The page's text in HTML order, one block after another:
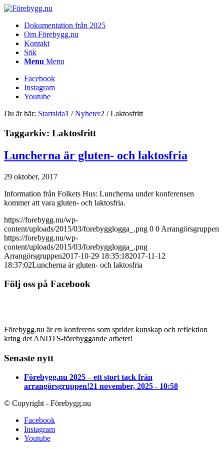
Dokumentation från 2025
Om Förebygg.nu
Kontakt
Sök
Menu Menu
Facebook
Instagram
Youtube
Du är här: Startsida1 / Nyheter2 / Laktosfritt
Taggarkiv: Laktosfritt
Luncherna är gluten- och laktosfria
29 oktober, 2017
Information från Folkets Hus: Luncherna under konferensen
kommer att vara gluten- och laktosfria.
https://forebygg.nu/wp-
content/uploads/2015/03/forebygglogga_.png 0 0 Arrangörsgruppen
https://forebygg.nu/wp-
content/uploads/2015/03/forebygglogga_.png
Arrangörsgruppen2017-10-29 18:35:182017-11-12
18:37:02Luncherna är gluten- och laktosfria
Följ oss på Facebook
Förebygg.nu är en konferens som sprider kunskap och reflektion
kring det ANDTS-förebyggande arbetet!
Senaste nytt
Förebygg.nu 2025 – ett stort tack från
arrangörsgruppen!21 november, 2025 - 10:58
© Copyright - Förebygg.nu
Facebook
Instagram
Youtube